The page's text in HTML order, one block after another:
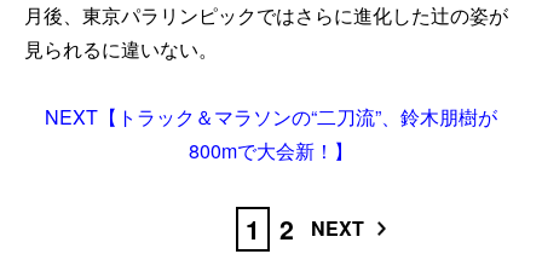
月後、東京パラリンピックではさらに進化した辻の姿が
見られるに違いない。
NEXT【トラック＆マラソンの“二刀流”、鈴木朋樹が
800mで大会新！】
1 2 NEXT